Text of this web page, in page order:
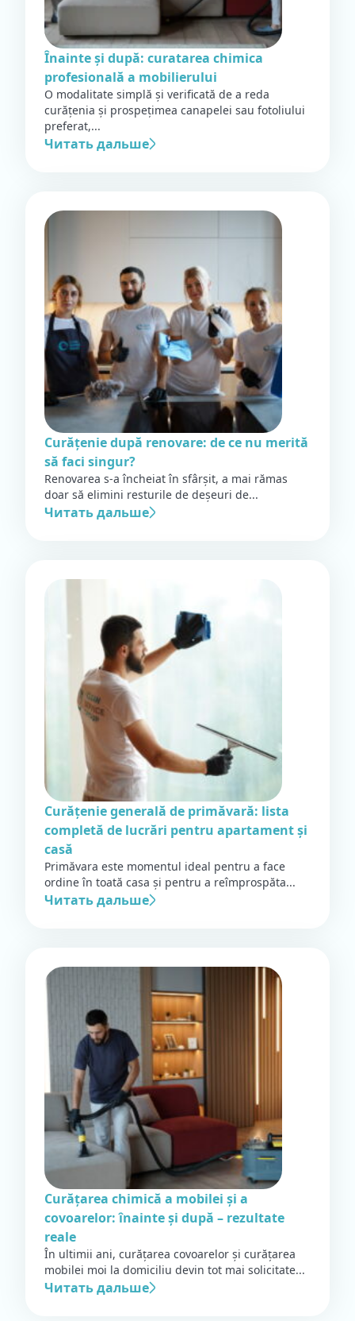
Înainte și după: curatarea chimica
profesională a mobilierului
O modalitate simplă și verificată de a reda
curățenia și prospețimea canapelei sau fotoliului
preferat,...
Читать дальше
Curățenie după renovare: de ce nu merită
să faci singur?
Renovarea s-a încheiat în sfârșit, a mai rămas
doar să elimini resturile de deșeuri de...
Читать дальше
Curățenie generală de primăvară: lista
completă de lucrări pentru apartament și
casă
Primăvara este momentul ideal pentru a face
ordine în toată casa și pentru a reîmprospăta...
Читать дальше
Curățarea chimică a mobilei și a
covoarelor: înainte și după – rezultate
reale
În ultimii ani, curățarea covoarelor și curățarea
mobilei moi la domiciliu devin tot mai solicitate...
Читать дальше